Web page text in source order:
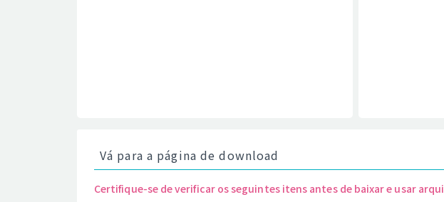
Vá para a página de download
Certifique-se de verificar os seguintes itens antes de baixar e usar